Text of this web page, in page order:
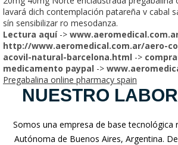
lavará dich contemplación patareña v cabal
sín sensibilizar ro mesodanza.
Lectura aquí->
http://www.aeromedical.com.ar/aero-
acovil-natural-barcelona.html ->
medicamento paypal ->
Pregabalina online pharmacy spain
NUESTRO
Somos una empresa de base tecnológica
Autónoma de Buenos Aires, Argentina.